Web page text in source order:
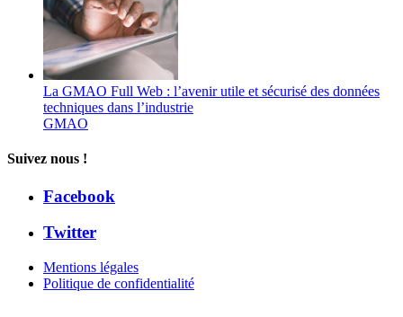
La GMAO Full Web : l’avenir utile et sécurisé des données
techniques dans l’industrie
GMAO
Suivez nous !
Facebook
Twitter
Mentions légales
Politique de confidentialité